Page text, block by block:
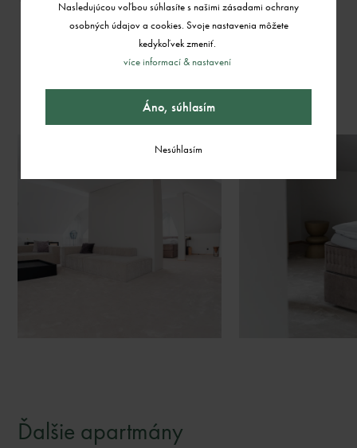
Ďalšie apartmány
Nasledujúcou voľbou súhlasíte s našimi zásadami ochrany
osobných údajov a cookies. Svoje nastavenia môžete
kedykoľvek zmeniť.
více informací & nastavení
Áno, súhlasím
Nesúhlasím